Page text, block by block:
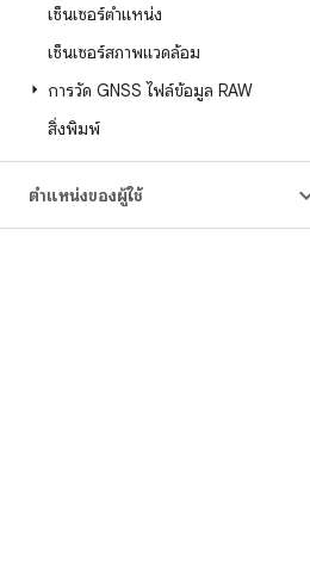
เซ็นเซอร์ตำแหน่ง
เซ็นเซอร์สภาพแวดล้อม
การวัด GNSS ไฟล์ข้อมูล RAW
สิ่งพิมพ์
ตำแหน่งของผู้ใช้